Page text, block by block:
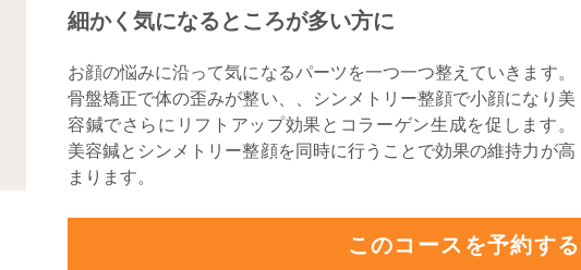
細かく気になるところが多い方に
お顔の悩みに沿って気になるパーツを一つ一つ整えていきます。
骨盤矯正で体の歪みが整い、、シンメトリー整顔で小顔になり美
容鍼でさらにリフトアップ効果とコラーゲン生成を促します。
美容鍼とシンメトリー整顔を同時に行うことで効果の維持力が高
まります。
このコースを予約する